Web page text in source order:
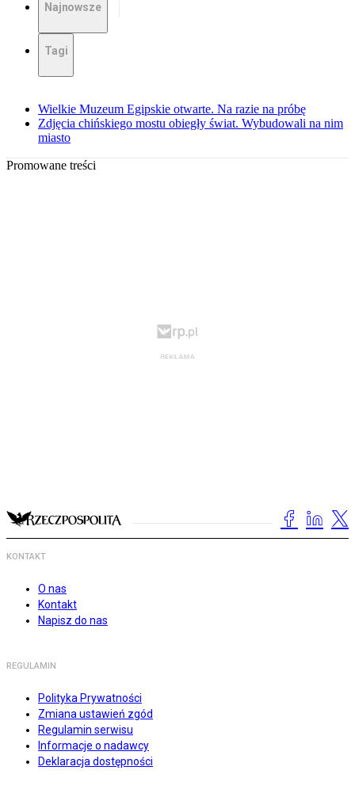
Najnowsze
Tagi
Wielkie Muzeum Egipskie otwarte. Na razie na próbę
Zdjęcia chińskiego mostu obiegły świat. Wybudowali na nim
miasto
Promowane treści
KONTAKT
O nas
Kontakt
Napisz do nas
REGULAMIN
Polityka Prywatności
Zmiana ustawień zgód
Regulamin serwisu
Informacje o nadawcy
Deklaracja dostępności